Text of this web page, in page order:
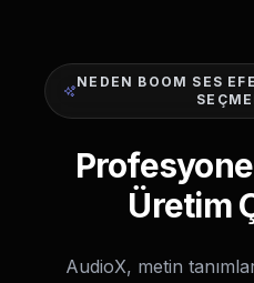
NEDEN BOOM SES
Üretim
AudioX, metin